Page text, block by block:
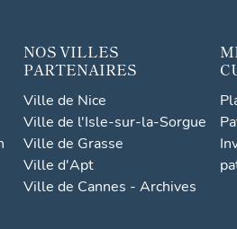
NOS VILLES
PARTENAIRES
Ville de Nice
Ville de l'Isle-sur-la-Sorgue
Ville de Grasse
Ville d'Apt
Ville de Cannes - Archives